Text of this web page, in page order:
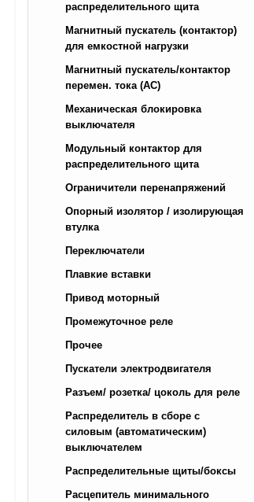
распределительного щита
Магнитный пускатель (контактор)
для емкостной нагрузки
Магнитный пускатель/контактор
перемен. тока (AC)
Механическая блокировка
выключателя
Модульный контактор для
распределительного щита
Ограничители перенапряжений
Опорный изолятор / изолирующая
втулка
Переключатели
Плавкие вставки
Привод моторный
Промежуточное реле
Прочее
Пускатели электродвигателя
Разъем/ розетка/ цоколь для реле
Распределитель в сборе с
силовым (автоматическим)
выключателем
Распределительные щиты/боксы
Расцепитель минимального